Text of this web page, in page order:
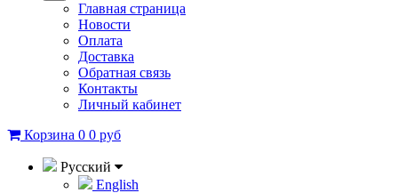
Главная страница
Новости
Оплата
Доставка
Обратная связь
Контакты
Личный кабинет
Корзина 0 0 руб
Русский
English